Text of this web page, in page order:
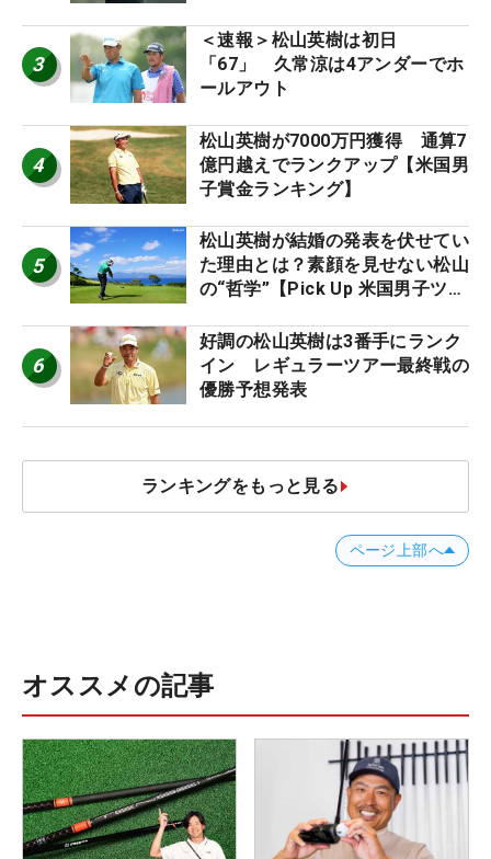
3
＜速報＞松山英樹は初日
「67」 久常涼は4アンダーでホ
ールアウト
4
松山英樹が7000万円獲得 通算7
億円越えでランクアップ【米国男
子賞金ランキング】
5
松山英樹が結婚の発表を伏せてい
た理由とは？素顔を見せない松山
の“哲学”【Pick Up 米国男子ツア
6
好調の松山英樹は3番手にランク
イン レギュラーツアー最終戦の
優勝予想発表
ランキングをもっと見る
ページ上部へ
オススメの記事